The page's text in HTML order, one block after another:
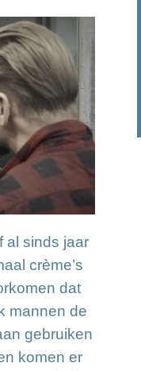
al sinds jaar
crème’s
dat
mannen de
gebruiken
komen er